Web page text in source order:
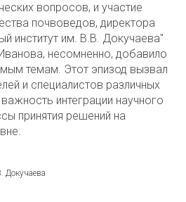
вопросов, и участие
почвоведов, директора
институт им. В.В. Докучаева"
несомненно, добавило
темам. Этот эпизод вызвал
и специалистов различных
интеграции научного
принятия решений на
Докучаева